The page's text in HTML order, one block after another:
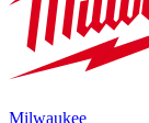
Milwaukee